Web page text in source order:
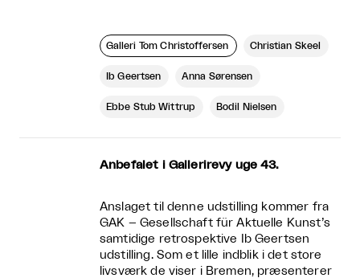
Galleri Tom Christoffersen Christian Skeel
Ib Geertsen Anna Sørensen
Ebbe Stub Wittrup Bodil Nielsen
Anbefalet i Gallerirevy uge 43.
Anslaget til denne udstilling kommer fra
GAK – Gesellschaft für Aktuelle Kunst’s
samtidige retrospektive Ib Geertsen
udstilling. Som et lille indblik i det store
livsværk de viser i Bremen, præsenterer